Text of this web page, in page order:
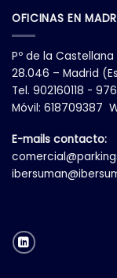
OFICINAS EN
Pº de la Castellana
28.046 – Madrid
Tel. 902160118 -
Móvil: 618709387
E-mails contacto: